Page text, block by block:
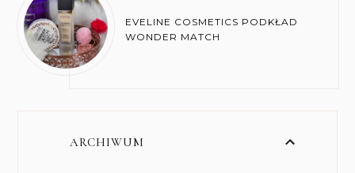
EVELINE COSMETICS PODKŁAD
WONDER MATCH
ARCHIWUM